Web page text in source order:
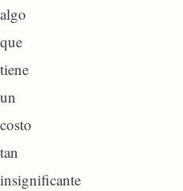
algo
que
tiene
un
costo
tan
insignificante